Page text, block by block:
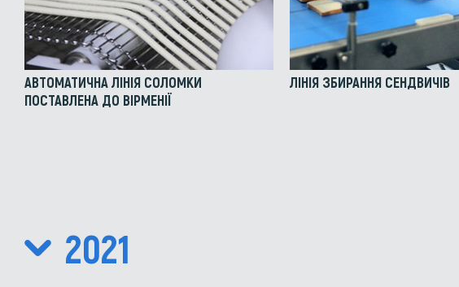
АВТОМАТИЧНА ЛІНІЯ СОЛОМКИ
ПОСТАВЛЕНА ДО ВІРМЕНІЇ
ЛІНІЯ ЗБИРАННЯ СЕНДВИЧІВ
2021